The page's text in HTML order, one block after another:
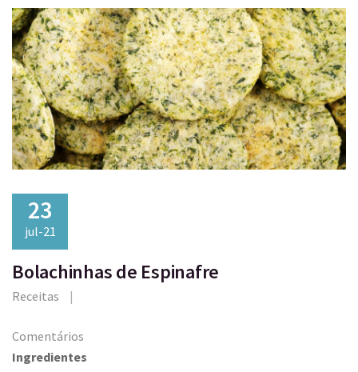
23
jul-21
Bolachinhas de Espinafre
Receitas
Comentários
Ingredientes